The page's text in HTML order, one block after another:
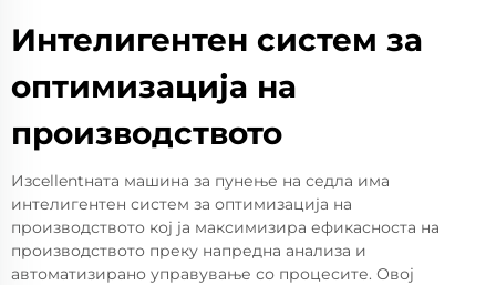
Интелигентен систем за
оптимизација на
производството
Изcellentната машина за пунење на седла има
интелигентен систем за оптимизација на
производството кој ја максимизира ефикасноста на
производството преку напредна анализа и
автоматизирано управување со процесите. Овој